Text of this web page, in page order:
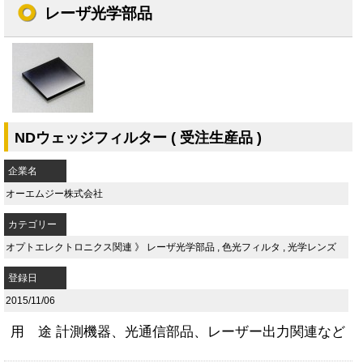
レーザ光学部品
NDウェッジフィルター ( 受注生産品 )
企業名
オーエムジー株式会社
カテゴリー
オプトエレクトロニクス関連 》 レーザ光学部品 , 色光フィルタ , 光学レンズ
登録日
2015/11/06
用 途 計測機器、光通信部品、レーザー出力関連など